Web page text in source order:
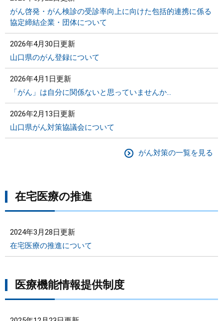
がん啓発・がん検診の受診率向上に向けた包括的連携に係る
協定締結企業・団体について
2026年4月30日更新
山口県のがん登録について
2026年4月1日更新
「がん」は自分に関係ないと思っていませんか…
2026年2月13日更新
山口県がん対策協議会について
がん対策の一覧を見る
在宅医療の推進
2024年3月28日更新
在宅医療の推進について
医療機能情報提供制度